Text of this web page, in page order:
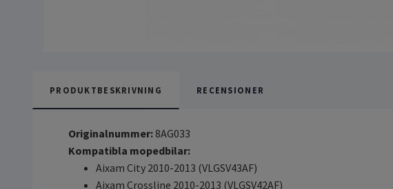
PRODUKTBESKRIVNING RECENSIONER
Originalnummer: 8AG033
Kompatibla mopedbilar:
Aixam City 2010-2013 (VLGSV43AF)
Aixam Crossline 2010-2013 (VLGSV42AF)